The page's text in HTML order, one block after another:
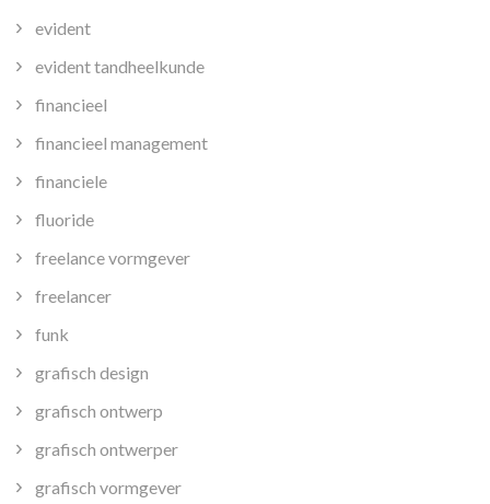
evident
evident tandheelkunde
financieel
financieel management
financiele
fluoride
freelance vormgever
freelancer
funk
grafisch design
grafisch ontwerp
grafisch ontwerper
grafisch vormgever